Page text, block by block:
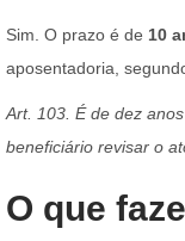
Sim. O prazo é de 10
aposentadoria,
Art. 103. É de dez
beneficiário revisar o
O que